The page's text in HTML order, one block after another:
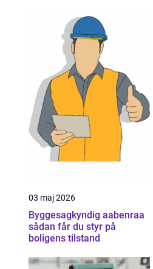
03 maj 2026
Byggesagkyndig aabenraa
sådan får du styr på
boligens tilstand